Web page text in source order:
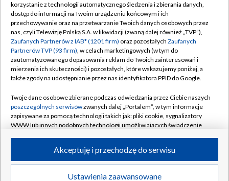
TVP
Abonament TVP
Emisja w TVP
Centrum informacji TVP
Naziemna Telewizja Cyfrowa
Rada Programowa
System NOS
Informacje o nadawcy
Program dla prasy
Regulamin TVP
Polityka prywatności
Moje zgody
Pomoc
Kontakt
Kanały
©2026 Telewizja Polska S.A. w likwidacji
korzystanie z technologii automatycznego śledzenia i zbierania danych,
dostęp do informacji na Twoim urządzeniu końcowym i ich
przechowywanie oraz na przetwarzanie Twoich danych osobowych przez
nas, czyli Telewizję Polską S.A. w likwidacji (zwaną dalej również „TVP”),
Zaufanych Partnerów z IAB* (1201 firm) oraz pozostałych Zaufanych
Partnerów TVP (93 firm), w celach marketingowych (w tym do
zautomatyzowanego dopasowania reklam do Twoich zainteresowań i
mierzenia ich skuteczności) i pozostałych, które wskazujemy poniżej, a
także zgody na udostępnianie przez nas identyfikatora PPID do Google.
Twoje dane osobowe zbierane podczas odwiedzania przez Ciebie naszych
poszczególnych serwisówzwanych dalej „Portalem”, w tym informacje
zapisywane za pomocą technologii takich jak: pliki cookie, sygnalizatory
WWW lub innych podobnych technologii umożliwiających świadczenie
ruchu w Internecie.
Twoje dane osobowe zbierane podczas odwiedzania przez Ciebie
Ustawienia zaawansowane
Akceptuję i przechodzę do serwisu